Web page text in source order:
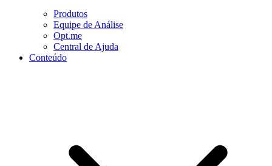
Produtos
Equipe de Análise
Opt.me
Central de Ajuda
Conteúdo